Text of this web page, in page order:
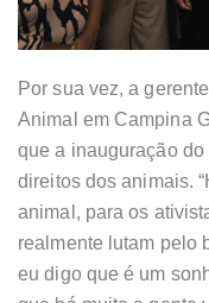
Por sua vez, a
Animal em Campina
que a inauguração
direitos dos animais.
animal, para os
realmente lutam pelo
eu digo que é um